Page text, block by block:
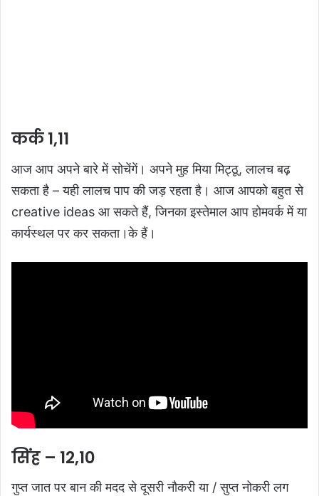
कर्क 1,11
आज आप अपने बारे में सोचेंगें। अपने मुह मिया मिट्ठू, लालच बढ़
सकता है – यही लालच पाप की जड़ रहता है। आज आपको बहुत से
creative ideas आ सकते हैं, जिनका इस्तेमाल आप होमवर्क में या
कार्यस्थल पर कर सकता।के हैं।
सिंह – 12,10
गुप्त जात पर बान की मदद से दूसरी नौकरी या / सुप्त नोकरी लग